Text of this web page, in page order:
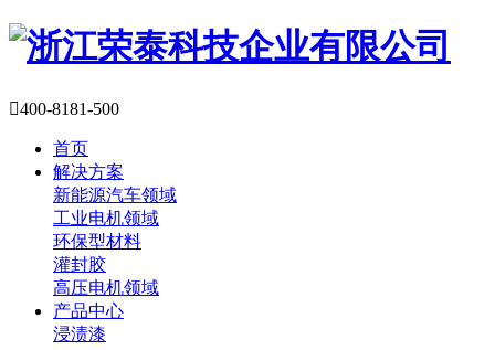
400-8181-500
首页
解决方案
新能源汽车领域
工业电机领域
环保型材料
灌封胶
高压电机领域
产品中心
浸渍漆